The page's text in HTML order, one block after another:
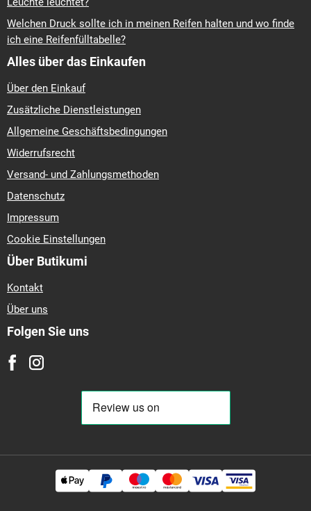
Welchen Druck sollte ich in meinen Reifen halten und wo finde
ich eine Reifenfülltabelle?
Alles über das Einkaufen
Über den Einkauf
Zusätzliche Dienstleistungen
Allgemeine Geschäftsbedingungen
Widerrufsrecht
Versand- und Zahlungsmethoden
Datenschutz
Impressum
Cookie Einstellungen
Über Butikumi
Kontakt
Über uns
Folgen Sie uns